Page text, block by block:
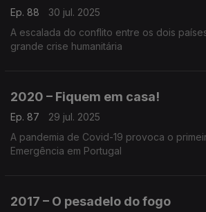
Ep. 88
30 jul. 2025
A escalada do conflito entre os dois
grande crise humanitária
2020 – Fiquem em casa!
Ep. 87
29 jul. 2025
A pandemia de Covid-19 provoca o
Emergência em Portugal
2017 – O pesadelo do fogo